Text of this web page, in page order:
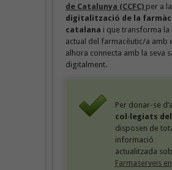
de Catalunya (CCFC) per a la
digitalització de la
catalana i que transforma la
actual del farmacèutic/a amb
alhora connecta amb la seva
digitalment.
Per donar-se
col·legiats del
disposen de
informació
actualitzada
Farmaserveis en